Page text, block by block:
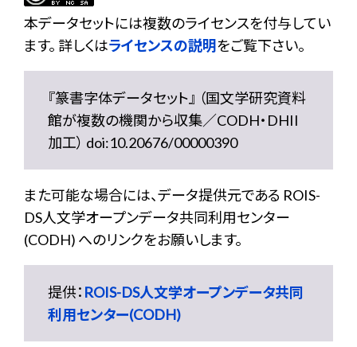
本データセットには複数のライセンスを付与してい
ます。 詳しくはライセンスの説明をご覧下さい。
『篆書字体データセット』 （国文学研究資料
館が複数の機関から収集／CODH・DHII
加工） doi:10.20676/00000390
また可能な場合には、データ提供元である ROIS-
DS人文学オープンデータ共同利用センター
(CODH) へのリンクをお願いします。
提供： ROIS-DS人文学オープンデータ共同
利用センター(CODH)